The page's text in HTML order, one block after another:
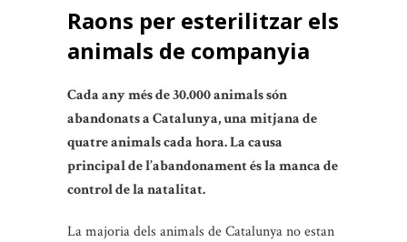
Raons per esterilitzar els
animals de companyia
Cada any més de 30.000 animals són
abandonats a Catalunya, una mitjana de
quatre animals cada hora. La causa
principal de l’abandonament és la manca de
control de la natalitat.
La majoria dels animals de Catalunya no estan